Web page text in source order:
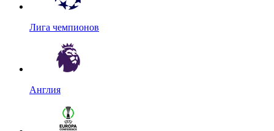
Лига чемпионов
Англия